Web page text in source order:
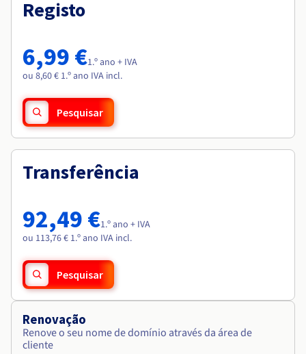
Preços
Roadmap & Changelog
Observabilidade
Roadmap & Changelog
Roadmap & Changelog
Roadmap & Changelog
Roadmap & Changelog
Registo
6,99 €1.º ano + IVA
ou 8,60 € 1.º ano IVA incl.
Pesquisar
Transferência
92,49 €1.º ano + IVA
ou 113,76 € 1.º ano IVA incl.
Pesquisar
Renovação
Renove o seu nome de domínio através da área de
cliente